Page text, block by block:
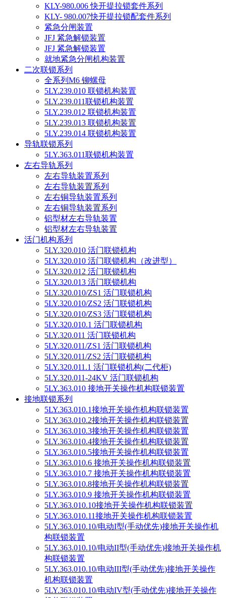
KLY-980.006 快开提拉锁套件系列
KLY- 980.007快开提拉锁配套件系列
紧急分闸装置
JFJ 紧急解锁装置
JFJ 紧急解锁装置
就地紧急分闸机构装置
二次联锁系列
全系列M6 铆螺母
5LY.239.010 联锁机构装置
5LY.239.011联锁机构装置
5LY.239.012 联锁机构装置
5LY.239.013 联锁机构装置
5LY.239.014 联锁机构装置
导轨联锁系列
5LY.363.011联锁机构装置
左右导轨系列
左右导轨装置系列
左右导轨装置系列
左右铜导轨装置系列
左右铜导轨装置系列
铝型材左右导轨装置
铝型材左右导轨装置
活门机构系列
5LY.320.010 活门联锁机构
5LY.320.010 活门联锁机构（改进型）
5LY.320.012 活门联锁机构
5LY.320.013 活门联锁机构
5LY.320.010/ZS1 活门联锁机构
5LY.320.010/ZS2 活门联锁机构
5LY.320.010/ZS3 活门联锁机构
5LY.320.010.1 活门联锁机构
5LY.320.011 活门联锁机构
5LY.320.011/ZS1 活门联锁机构
5LY.320.011/ZS2 活门联锁机构
5LY.320.011.1 活门联锁机构(二代柜)
5LY.320.011-24KV 活门联锁机构
5LY.363.010 接地开关操作机构联锁装置
接地联锁系列
5LY.363.010.1接地开关操作机构联锁装置
5LY.363.010.2接地开关操作机构联锁装置
5LY.363.010.3接地开关操作机构联锁装置
5LY.363.010.4接地开关操作机构联锁装置
5LY.363.010.5接地开关操作机构联锁装置
5LY.363.010.6 接地开关操作机构联锁装置
5LY.363.010.7 接地开关操作机构联锁装置
5LY.363.010.8接地开关操作机构联锁装置
5LY.363.010.9 接地开关操作机构联锁装置
5LY.363.010.10接地开关操作机构联锁装置
5LY.363.010.11接地开关操作机构联锁装置
5LY.363.010.10/电动I型(手动优先)接地开关操作机
构联锁装置
5LY.363.010.10/电动II型(手动优先)接地开关操作机
构联锁装置
5LY.363.010.10/电动III型(手动优先)接地开关操作
机构联锁装置
5LY.363.010.10/电动IV型(手动优先)接地开关操作